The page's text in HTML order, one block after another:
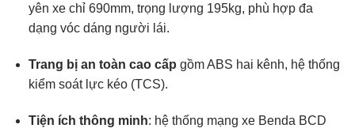
yên xe chỉ 690mm, trọng lượng 195kg, phù hợp đa
dạng vóc dáng người lái.
Trang bị an toàn cao cấp gồm ABS hai kênh, hệ thống
kiểm soát lực kéo (TCS).
Tiện ích thông minh: hệ thống mạng xe Benda BCD